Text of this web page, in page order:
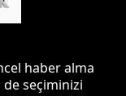
haber alma
de seçiminizi